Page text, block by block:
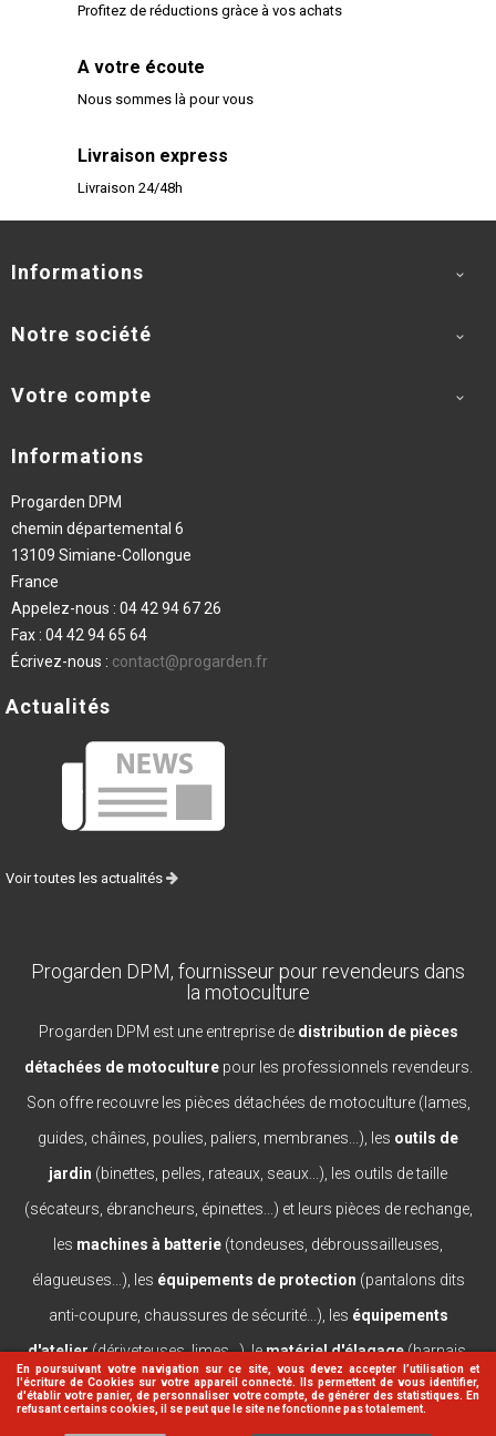
En poursuivant votre navigation sur ce site, vous devez accepter l’utilisation et
l'écriture de Cookies sur votre appareil connecté. Ils permettent de vous identifier,
d'établir votre panier, de personnaliser votre compte, de générer des statistiques. En
refusant certains cookies, il se peut que le site ne fonctionne pas totalement.
Profitez de réductions gràce à vos achats
A votre écoute
Nous sommes là pour vous
Livraison express
Livraison 24/48h
Informations 
Notre société 
Votre compte 
Informations
Progarden DPM
chemin départemental 6
13109 Simiane-Collongue
France
Appelez-nous : 04 42 94 67 26
Fax : 04 42 94 65 64
Écrivez-nous : contact@progarden.fr
Actualités
Voir toutes les actualités
Progarden DPM, fournisseur pour revendeurs dans
la motoculture
Progarden DPM est une entreprise de distribution de pièces
détachées de motoculturepour les professionnels revendeurs.
Son offre recouvre les pièces détachées de motoculture (lames,
guides, châines, poulies, paliers, membranes...), les outils de
jardin (binettes, pelles, rateaux, seaux...), les outils de taille
(sécateurs, ébrancheurs, épinettes...) et leurs pièces de rechange,
les machines à batterie (tondeuses, débroussailleuses,
élagueuses...), les équipements de protection (pantalons dits
anti-coupure, chaussures de sécurité...), les équipements
d'atelier(dériveteuses, limes...), lematériel d'élagage(harnais,
casques, lanceurs...).